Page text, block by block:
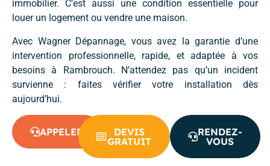
immobilier. C’est aussi une condition essentielle pour
louer un logement ou vendre une maison.
Avec Wagner Dépannage, vous avez la garantie d’une
intervention professionnelle, rapide, et adaptée à vos
besoins à Rambrouch. N’attendez pas qu’un incident
survienne : faites vérifier votre installation dès
aujourd’hui.
APPELER
DEVIS
GRATUIT
RENDEZ-
VOUS